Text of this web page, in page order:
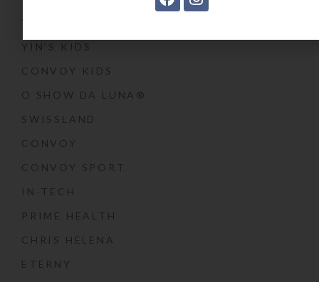
YIN’S KIDS
CONVOY KIDS
O SHOW DA LUNA®
SWISSLAND
CONVOY
CONVOY SPORT
IN-TECH
PRIME HEALTH
CHRIS HELENA
ETERNY